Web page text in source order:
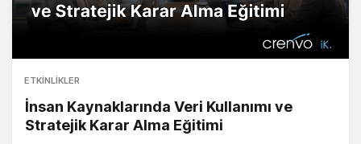
ETKINLIKLER
İnsan Kaynaklarında Veri Kullanımı ve
Stratejik Karar Alma Eğitimi